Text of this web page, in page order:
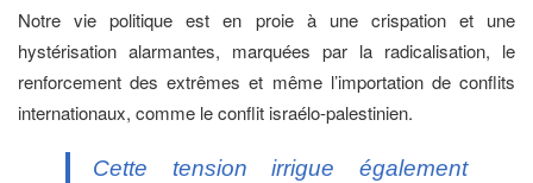
Notre vie politique est en proie à une crispation et une
hystérisation alarmantes, marquées par la radicalisation, le
renforcement des extrêmes et même l’importation de conflits
internationaux, comme le conflit israélo-palestinien.
Cette tension irrigue également